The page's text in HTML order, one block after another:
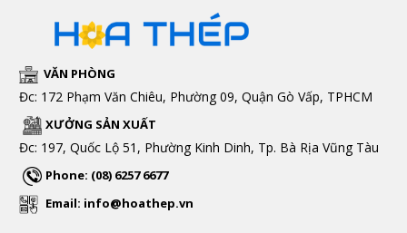
VĂN PHÒNG
Đc: 172 Phạm Văn Chiêu, Phường 09, Quận Gò Vấp, TPHCM
XƯỞNG SẢN XUẤT
Đc: 197, Quốc Lộ 51, Phường Kinh Dinh, Tp. Bà Rịa Vũng Tàu
Phone: (08) 6257 6677
Email: info@hoathep.vn